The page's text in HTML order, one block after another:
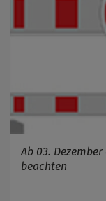
Ab 03.
beachten